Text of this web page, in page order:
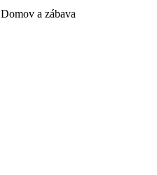
Domov a zábava